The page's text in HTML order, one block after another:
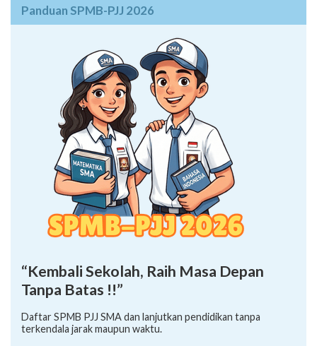
Panduan SPMB-PJJ 2026
“Kembali Sekolah, Raih Masa Depan
Tanpa Batas !!”
Daftar SPMB PJJ SMA dan lanjutkan pendidikan tanpa
terkendala jarak maupun waktu.